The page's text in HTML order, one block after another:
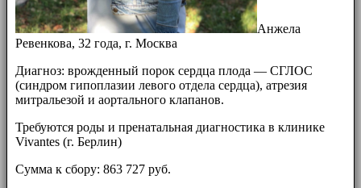
Анжела
Ревенкова, 32 года, г. Москва
Диагноз: врожденный порок сердца плода — СГЛОС
(синдром гипоплазии левого отдела сердца), атрезия
митральезой и аортального клапанов.
Требуются роды и пренатальная диагностика в клинике
Vivantes (г. Берлин)
Сумма к сбору: 863 727 руб.